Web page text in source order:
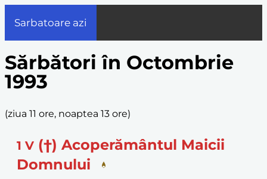
Sarbatoare azi
Sărbători în Octombrie
1993
(ziua 11 ore, noaptea 13 ore)
1 V (†) Acoperământul Maicii
Domnului